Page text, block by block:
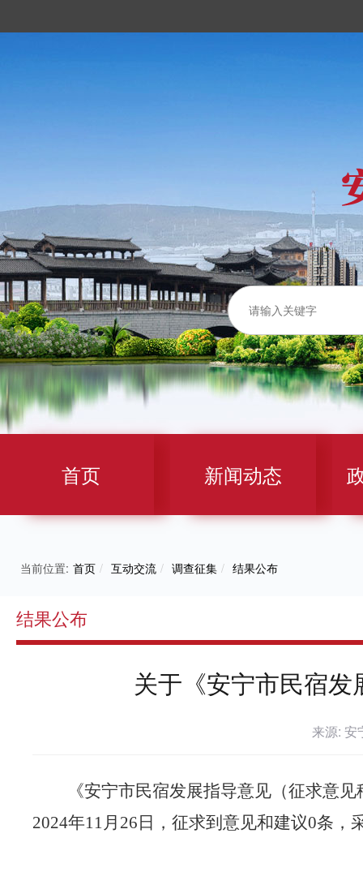
首页 新闻动态
当前位置: 首页 / 互动交流 / 调查征集 / 结果公布
结果公布
关于《安宁市民宿
来源:
《安宁市民宿发展指导意见（征求意
2024年11月26日，征求到意见和建议0条，